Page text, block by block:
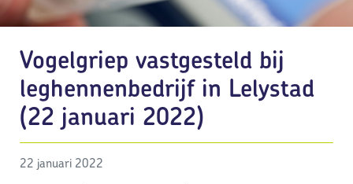
Vogelgriep vastgesteld bij
leghennenbedrijf in Lelystad
(22 januari 2022)
22 januari 2022